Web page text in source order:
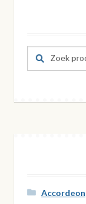
Zoeken
naar:
Zoeken
Accordeon